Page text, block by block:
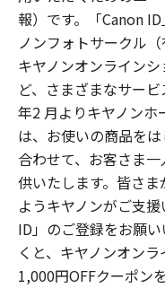
報）です。「Canon
ノンフォトサークル（
キヤノンオンライン
ど、さまざまなサー
年2 月よりキヤノン
は、お使いの商品を
合わせて、お客さま
供いたします。皆さ
ようキヤノンがご支
ID」のご登録をお願
くと、キヤノンオン
1,000円OFFクーポン